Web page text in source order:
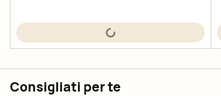
Consigliati per te